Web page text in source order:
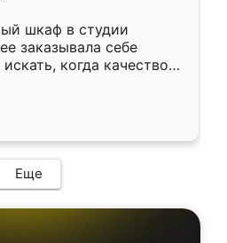
шкаф в студии
заказывала себе
когда качеством
кухня уже почти
нет.
Еще